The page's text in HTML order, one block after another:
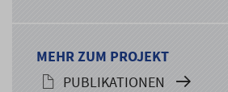
MEHR ZUM PROJEKT
PUBLIKATIONEN